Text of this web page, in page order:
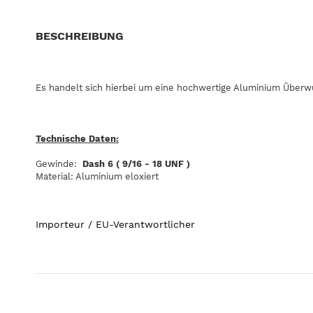
BESCHREIBUNG
Es handelt sich hierbei um eine hochwertige Aluminium
Technische Daten:
Gewinde: Dash 6 ( 9/16 - 18 UNF )
Material: Aluminium eloxiert
Importeur / EU-Verantwortlicher